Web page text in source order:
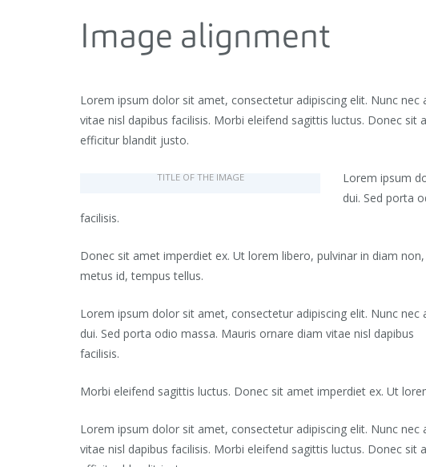
Image alignment
Lorem ipsum dolor sit amet, consectetur adipiscing elit. Nunc
vitae nisl dapibus facilisis. Morbi eleifend sagittis luctus. Donec
efficitur blandit justo.
TITLE OF THE IMAGE
Lorem ipsum
dui. Sed porta
facilisis.
Donec sit amet imperdiet ex. Ut lorem libero, pulvinar in diam
metus id, tempus tellus.
Lorem ipsum dolor sit amet, consectetur adipiscing elit. Nunc nec
dui. Sed porta odio massa. Mauris ornare diam vitae nisl dapibus
facilisis.
Morbi eleifend sagittis luctus. Donec sit amet imperdiet ex. Ut
Lorem ipsum dolor sit amet, consectetur adipiscing elit. Nunc
vitae nisl dapibus facilisis. Morbi eleifend sagittis luctus. Donec